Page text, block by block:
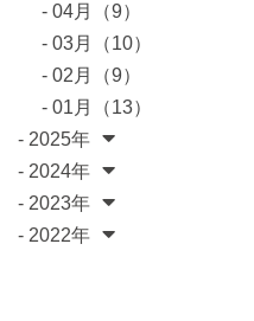
- 04月（9）
- 03月（10）
- 02月（9）
- 01月（13）
- 2025年
- 2024年
- 2023年
- 2022年